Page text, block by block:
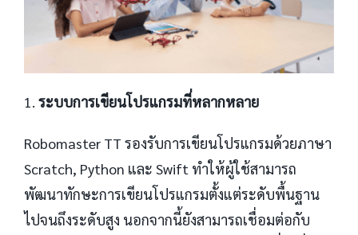
1. ระบบการเขียนโปรแกรมที่หลากหลาย
Robomaster TT รองรับการเขียนโปรแกรมด้วยภาษา
Scratch, Python และ Swift ทำให้ผู้ใช้สามารถ
พัฒนาทักษะการเขียนโปรแกรมตั้งแต่ระดับพื้นฐาน
ไปจนถึงระดับสูง นอกจากนี้ยังสามารถเชื่อมต่อกับ